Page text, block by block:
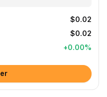
$0.02
$0.02
+0.00%